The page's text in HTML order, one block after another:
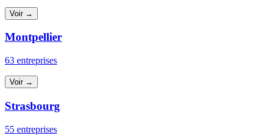
Voir →
Montpellier
63 entreprises
Voir →
Strasbourg
55 entreprises